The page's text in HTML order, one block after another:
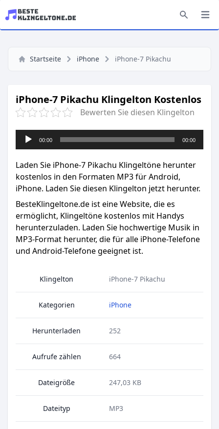
Startseite iPhone iPhone-7 Pikachu
iPhone-7 Pikachu Klingelton Kostenlos
Bewerten Sie diesen Klingelton
Audio-
Player
00:00 00:00
Laden Sie iPhone-7 Pikachu Klingeltöne herunter
kostenlos in den Formaten MP3 für Android,
iPhone. Laden Sie diesen Klingelton jetzt herunter.
BesteKlingeltone.de ist eine Website, die es
ermöglicht, Klingeltöne kostenlos mit Handys
herunterzuladen. Laden Sie hochwertige Musik in
MP3-Format herunter, die für alle iPhone-Telefone
und Android-Telefone geeignet ist.
Klingelton iPhone-7 Pikachu
Kategorien iPhone
Herunterladen 252
Aufrufe zählen 664
Dateigröße 247,03 KB
Dateityp MP3